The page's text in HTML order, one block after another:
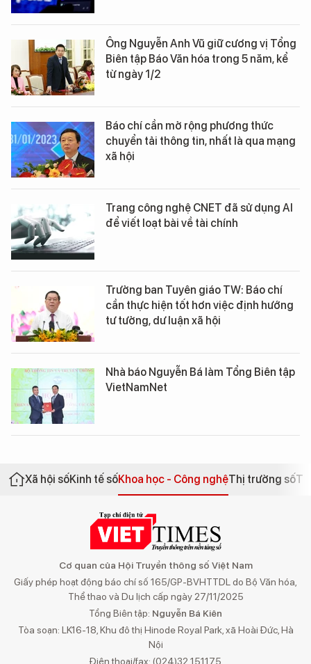
Ông Nguyễn Anh Vũ giữ cương vị Tổng
Biên tập Báo Văn hóa trong 5 năm, kể
từ ngày 1/2
Báo chí cần mở rộng phương thức
chuyển tải thông tin, nhất là qua mạng
xã hội
Trang công nghệ CNET đã sử dụng AI
để viết loạt bài về tài chính
Trưởng ban Tuyên giáo TW: Báo chí
cần thực hiện tốt hơn việc định hướng
tư tưởng, dư luận xã hội
Nhà báo Nguyễn Bá làm Tổng Biên tập
VietNamNet
Xã hội sốKinh tế sốKhoa học - Công nghệThị trường số
Cơ quan của Hội Truyền thông số Việt Nam
Giấy phép hoạt động báo chí số 165/GP-BVHTTDL do Bộ Văn hóa,
Thể thao và Du lịch cấp ngày 27/11/2025
Tổng Biên tập: Nguyễn Bá Kiên
Tòa soạn: LK16-18, Khu đô thị Hinode Royal Park, xã Hoài Đức, Hà
Nội
Điện thoại/fax: (024)32 151175